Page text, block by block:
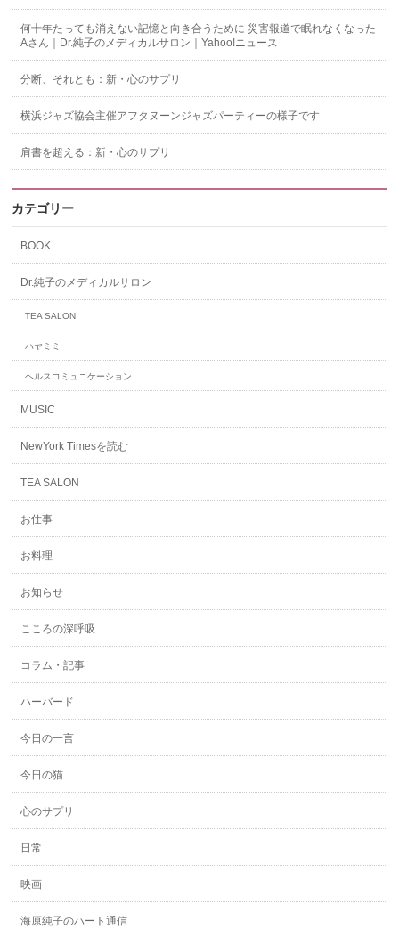
何十年たっても消えない記憶と向き合うために 災害報道で眠れなくなった
Aさん｜Dr.純子のメディカルサロン｜Yahoo!ニュース
分断、それとも：新・心のサプリ
横浜ジャズ協会主催アフタヌーンジャズパーティーの様子です
肩書を超える：新・心のサプリ
カテゴリー
BOOK
Dr.純子のメディカルサロン
TEA SALON
ハヤミミ
ヘルスコミュニケーション
MUSIC
NewYork Timesを読む
TEA SALON
お仕事
お料理
お知らせ
こころの深呼吸
コラム・記事
ハーバード
今日の一言
今日の猫
心のサプリ
日常
映画
海原純子のハート通信